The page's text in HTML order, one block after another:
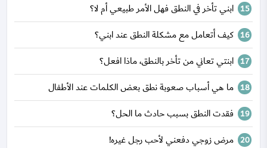
ابني تأخر في النطق فهل الأمر طبيعي أم لا؟
كيف أتعامل مع مشكلة النطق عند ابني؟
ابنتي تعاني من تأخر بالنطق، ماذا افعل؟
ما هي أسباب صعوبة نطق بعض الكلمات عند الأطفال
فقدت النطق بسبب حادث ما الحل؟
مرض زوجي دفعني لأحب رجل غيره!